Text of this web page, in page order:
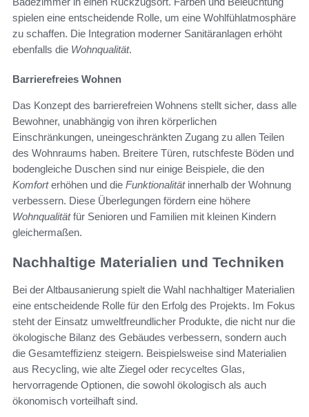
spielen eine entscheidende Rolle, um eine Wohlfühlatmosphäre
zu schaffen. Die Integration moderner Sanitäranlagen erhöht
ebenfalls die Wohnqualität.
Barrierefreies Wohnen
Das Konzept des barrierefreien Wohnens stellt sicher, dass alle
Bewohner, unabhängig von ihren körperlichen
Einschränkungen, uneingeschränkten Zugang zu allen Teilen
des Wohnraums haben. Breitere Türen, rutschfeste Böden und
bodengleiche Duschen sind nur einige Beispiele, die den
Komforterhöhen und die Funktionalitätinnerhalb der Wohnung
verbessern. Diese Überlegungen fördern eine höhere
Wohnqualitätfür Senioren und Familien mit kleinen Kindern
gleichermaßen.
Nachhaltige Materialien und Techniken
Bei der Altbausanierung spielt die Wahl nachhaltiger Materialien
eine entscheidende Rolle für den Erfolg des Projekts. Im Fokus
steht der Einsatz umweltfreundlicher Produkte, die nicht nur die
ökologische Bilanz des Gebäudes verbessern, sondern auch
die Gesamteffizienz steigern. Beispielsweise sind Materialien
aus Recycling, wie alte Ziegel oder recyceltes Glas,
hervorragende Optionen, die sowohl ökologisch als auch
ökonomisch vorteilhaft sind.